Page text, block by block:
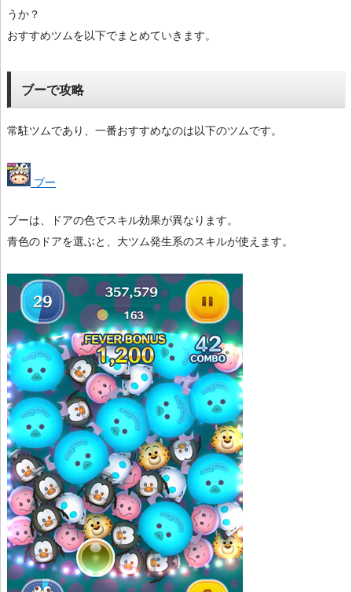
うか？
おすすめツムを以下でまとめていきます。
ブーで攻略
常駐ツムであり、一番おすすめなのは以下のツムです。
ブー
ブーは、ドアの色でスキル効果が異なります。
青色のドアを選ぶと、大ツム発生系のスキルが使えます。